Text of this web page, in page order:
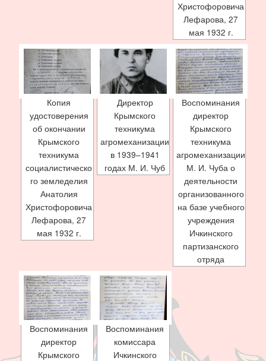
Христофоровича
Лефарова, 27
мая 1932 г.
Копия
удостоверения
об окончании
Крымского
техникума
социалистическо
го земледелия
Анатолия
Христофоровича
Лефарова, 27
мая 1932 г.
Директор
Крымского
техникума
агромеханизации
в 1939–1941
годах М. И. Чуб
Воспоминания
директор
Крымского
техникума
агромеханизации
М. И. Чуба о
деятельности
организованного
на базе учебного
учреждения
Ичкинского
партизанского
отряда
Воспоминания
директор
Крымского
Воспоминания
комиссара
Ичкинского